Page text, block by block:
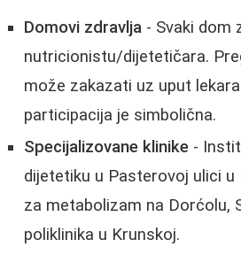
Domovi zdravlja - Svaki dom
nutricionistu/dijetetičara.
može zakazati uz uput
participacija je simbolična.
Specijalizovane klinike -
dijetetiku u Pasterovoj ulici u
za metabolizam na Dorćolu,
poliklinika u Krunskoj.